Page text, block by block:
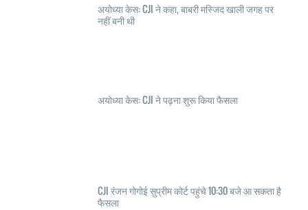
अयोध्या केस: CJI ने कहा, बाबरी मस्जिद खाली जगह पर
नहीं बनी थी
अयोध्या केस: CJI ने पढ़ना शुरू किया फैसला
CJI रंजन गोगोई सुप्रीम कोर्ट पहुंचे 10:30 बजे आ सकता है
फैसला